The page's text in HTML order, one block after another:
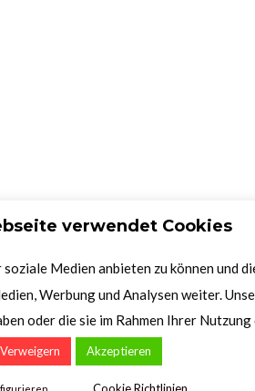
verwendet Cookies
Medien anbieten zu können und
Werbung und Analysen weiter.
oder die sie im Rahmen Ihrer
Verweigern Akzeptieren